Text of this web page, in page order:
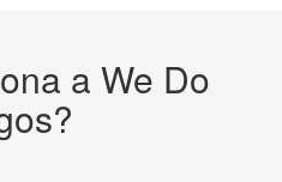
a We Do